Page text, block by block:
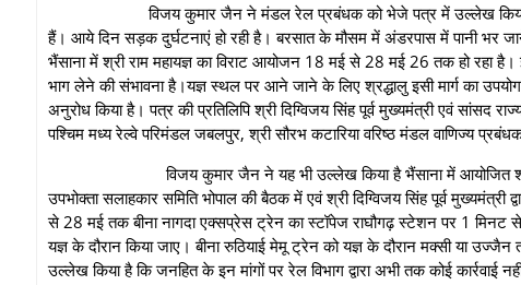
विजय कुमार जैन ने मंडल रेल प्रबंधक को भेजे पत्र में उल्लेख किया है उक्त
हैं। आये दिन सड़क दुर्घटनाएं हो रही है। बरसात के मौसम में अंडरपास में पानी भर
भैंसाना में श्री राम महायज्ञ का विराट आयोजन 18 मई से 28 मई 26 तक हो
भाग लेने की संभावना है।यज्ञ स्थल पर आने जाने के लिए श्रद्धालु इसी मार्ग का
अनुरोध किया है। पत्र की प्रतिलिपि श्री दिग्विजय सिंह पूर्व मुख्यमंत्री एवं सांसद
पश्चिम मध्य रेल्वे परिमंडल जबलपुर, श्री सौरभ कटारिया वरिष्ठ मंडल वाणिज्य
विजय कुमार जैन ने यह भी उल्लेख किया है भैंसाना में आयोजित श्री राम
उपभोक्ता सलाहकार समिति भोपाल की बैठक में एवं श्री दिग्विजय सिंह पूर्व
से 28 मई तक बीना नागदा एक्सप्रेस ट्रेन का स्टॉपेज राघौगढ़ स्टेशन पर 1 मिनट
यज्ञ के दौरान किया जाए। बीना रुठियाई मेमू ट्रेन को यज्ञ के दौरान मक्सी या
उल्लेख किया है कि जनहित के इन मांगों पर रेल विभाग द्वारा अभी तक कोई कार्रवाई